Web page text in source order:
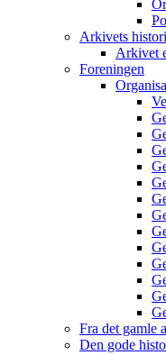
Arkivets
Arkivet
Foreningen
Fra det gamle
Den gode